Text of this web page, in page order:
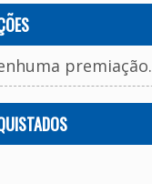
premiação.